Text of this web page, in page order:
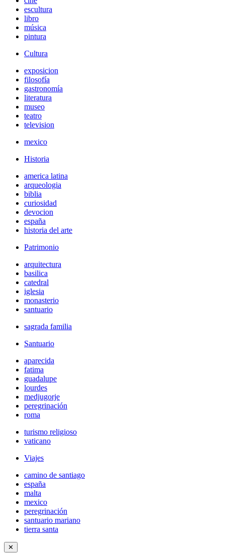
escultura
libro
música
pintura
Cultura
exposicion
filosofía
gastronomía
literatura
museo
teatro
television
mexico
Historia
america latina
arqueologia
biblia
curiosidad
devocion
españa
historia del arte
Patrimonio
arquitectura
basilica
catedral
iglesia
monasterio
santuario
sagrada familia
Santuario
aparecida
fatima
guadalupe
lourdes
medjugorje
peregrinación
roma
turismo religioso
vaticano
Viajes
camino de santiago
españa
malta
mexico
peregrinación
santuario mariano
tierra santa
✕